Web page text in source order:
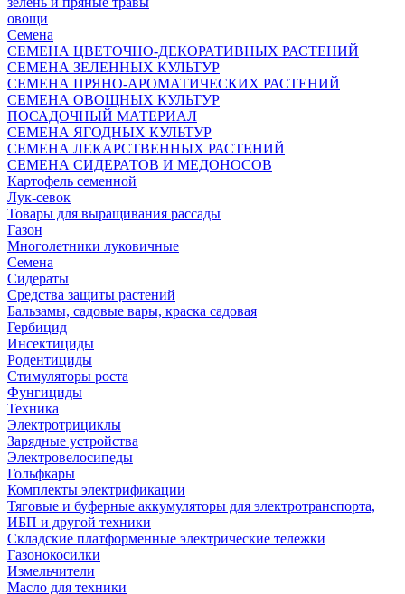
овощи
Семена
СЕМЕНА ЦВЕТОЧНО-ДЕКОРАТИВНЫХ РАСТЕНИЙ
СЕМЕНА ЗЕЛЕННЫХ КУЛЬТУР
СЕМЕНА ПРЯНО-АРОМАТИЧЕСКИХ РАСТЕНИЙ
СЕМЕНА ОВОЩНЫХ КУЛЬТУР
ПОСАДОЧНЫЙ МАТЕРИАЛ
СЕМЕНА ЯГОДНЫХ КУЛЬТУР
СЕМЕНА ЛЕКАРСТВЕННЫХ РАСТЕНИЙ
СЕМЕНА СИДЕРАТОВ И МЕДОНОСОВ
Картофель семенной
Лук-севок
Товары для выращивания рассады
Газон
Многолетники луковичные
Семена
Сидераты
Средства защиты растений
Бальзамы, садовые вары, краска садовая
Гербицид
Инсектициды
Родентициды
Стимуляторы роста
Фунгициды
Техника
Электротрициклы
Зарядные устройства
Электровелосипеды
Гольфкары
Комплекты электрификации
Тяговые и буферные аккумуляторы для электротранспорта,
ИБП и другой техники
Складские платформенные электрические тележки
Газонокосилки
Измельчители
Масло для техники